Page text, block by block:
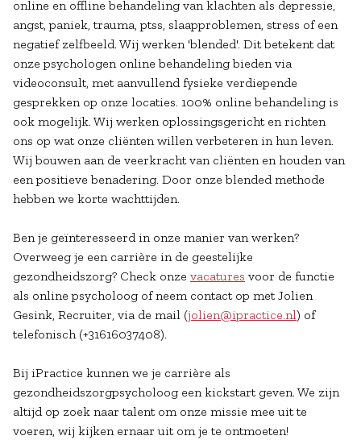
online en offline behandeling van klachten als depressie,
angst, paniek, trauma, ptss, slaapproblemen, stress of een
negatief zelfbeeld. Wij werken 'blended'. Dit betekent dat
onze psychologen online behandeling bieden via
videoconsult, met aanvullend fysieke verdiepende
gesprekken op onze locaties. 100% online behandeling is
ook mogelijk. Wij werken oplossingsgericht en richten
ons op wat onze cliënten willen verbeteren in hun leven.
Wij bouwen aan de veerkracht van cliënten en houden van
een positieve benadering. Door onze blended methode
hebben we korte wachttijden.
Ben je geïnteresseerd in onze manier van werken?
Overweeg je een carrière in de geestelijke
gezondheidszorg? Check onze vacatures voor de functie
als online psycholoog of neem contact op met Jolien
Gesink, Recruiter, via de mail (jolien@ipractice.nl) of
telefonisch (+31616037408).
Bij iPractice kunnen we je carrière als
gezondheidszorgpsycholoog een kickstart geven. We zijn
altijd op zoek naar talent om onze missie mee uit te
voeren, wij kijken ernaar uit om je te ontmoeten!